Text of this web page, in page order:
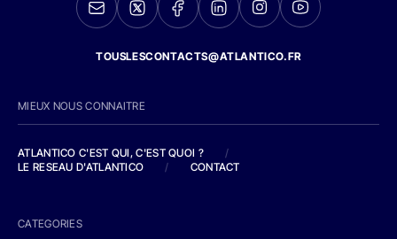
TOUSLESCONTACTS@ATLANTICO.FR
MIEUX NOUS CONNAITRE
ATLANTICO C'EST QUI, C'EST QUOI ?
/
LE RESEAU D'ATLANTICO
/ CONTACT
CATEGORIES